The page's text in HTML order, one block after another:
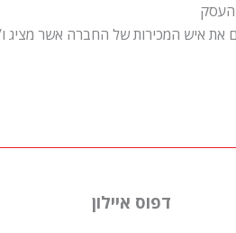
העסק
את איש המכירות של החברה אשר מציג
דפוס איילון